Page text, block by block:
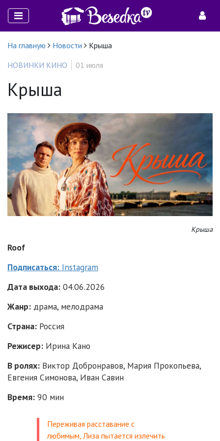
На главную Новости
Крыша
НОВИНКИ КИНО
01 июля
Крыша
Крыша
Roof
Подписаться: Instagram
Дата выхода: 04.06.2026
Жанр: драма, мелодрама
Страна: Россия
Режисер: Ирина Кано
В ролях: Виктор Добронравов, Мария Прокопьева,
Евгения Симонова, Иван Савин
Время: 90 мин
Переживая расставание с
любимым, Лиза пытается излечить